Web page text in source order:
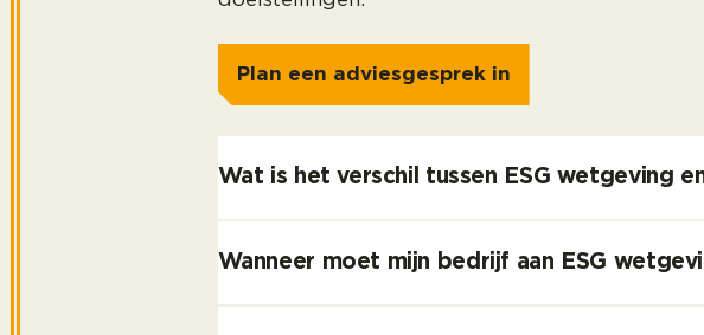
Plan een adviesgesprek in
Wat is het verschil tussen ESG wetgeving
Wanneer moet mijn bedrijf aan ESG